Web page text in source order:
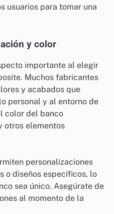
usuarios para tomar una
y color
importante al elegir
Muchos fabricantes
y acabados que
personal y al entorno de
color del banco
otros elementos
personalizaciones
o diseños específicos, lo
sea único. Asegúrate de
al momento de la